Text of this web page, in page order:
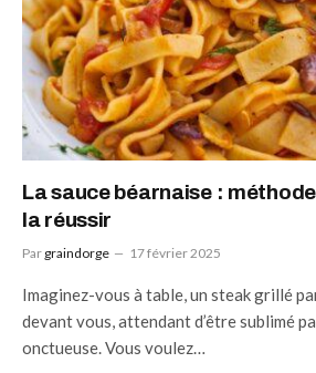
La sauce béarnaise :
la réussir
Par graindorge 17 février 2025
Imaginez-vous à table, un steak grillé
devant vous, attendant d’être sublimé
onctueuse. Vous voulez…